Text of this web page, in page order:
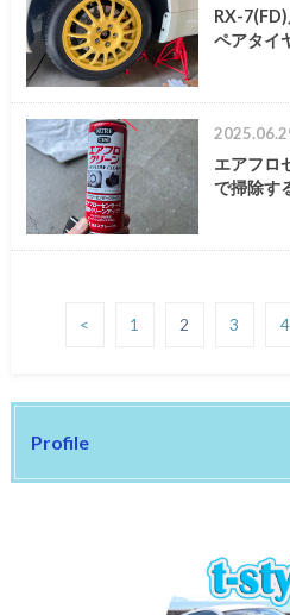
RX-
ペアタイ
エアフロ
で掃除す
< 1 2 3 4
Profile